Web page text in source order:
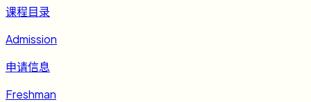
课程目录
Admission
申请信息
Freshman